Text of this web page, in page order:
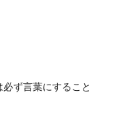
ず言葉にすること